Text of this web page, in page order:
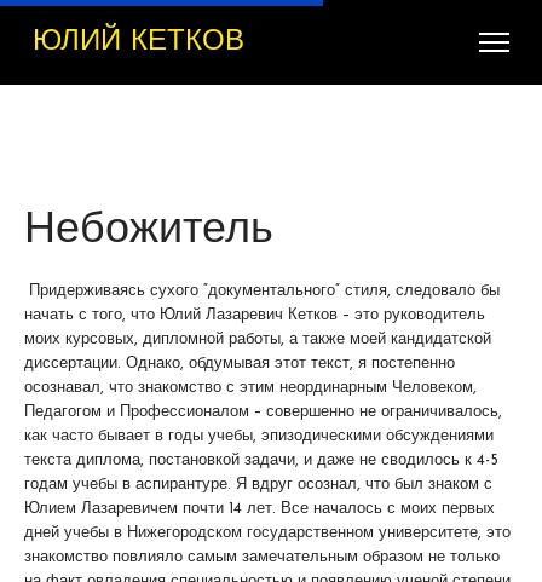
ЮЛИЙ КЕТКОВ
Небожитель
Придерживаясь сухого “документального” стиля, следовало бы
начать с того, что Юлий Лазаревич Кетков – это руководитель
моих курсовых, дипломной работы, а также моей кандидатской
диссертации. Однако, обдумывая этот текст, я постепенно
осознавал, что знакомство с этим неординарным Человеком,
Педагогом и Профессионалом – совершенно не ограничивалось,
как часто бывает в годы учебы, эпизодическими обсуждениями
текста диплома, постановкой задачи, и даже не сводилось к 4-5
годам учебы в аспирантуре. Я вдруг осознал, что был знаком с
Юлием Лазаревичем почти 14 лет. Все началось с моих первых
дней учебы в Нижегородском государственном университете, это
знакомство повлияло самым замечательным образом не только